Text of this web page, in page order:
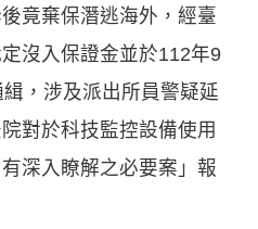
竟棄保潛逃海外，經臺
沒入保證金並於112年9
，涉及派出所員警疑延
對於科技監控設備使用
深入瞭解之必要案」報